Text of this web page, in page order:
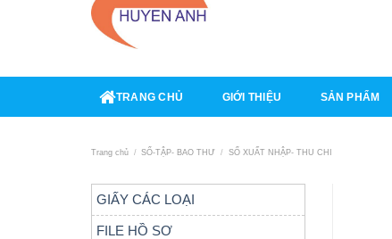
TRANG CHỦ GIỚI THIỆU SẢN PHẨM
Trang chủ / SỐ-TẬP- BAO THƯ / SỐ XUẤT NHẬP- THU CHI
GIẤY CÁC LOẠI
FILE HỒ SƠ